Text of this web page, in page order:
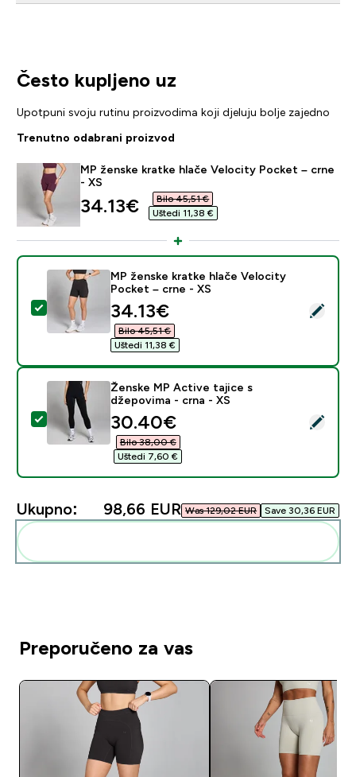
Često kupljeno uz
Upotpuni svoju rutinu proizvodima koji djeluju bolje zajedno
Trenutno odabrani proizvod
MP ženske kratke hlače Velocity Pocket – crne
- XS
discounted price
34.13€‎
Bilo 45,51 €‎
Uštedi 11,38 €‎
Odaberi ovaj proizvod - MP ženske kratke hlače
MP ženske kratke hlače Velocity
Pocket – crne - XS
discounted price
34.13€‎
Bilo 45,51 €‎
Uštedi 11,38 €‎
Odaberi ovaj proizvod - Ženske MP Active tajice s
Ženske MP Active tajice s
džepovima - crna - XS
discounted price
30.40€‎
Bilo 38,00 €‎
Uštedi 7,60 €‎
Ukupno: 98,66 EUR‎ Was 129,02 EUR‎ Save 30,36 EUR‎
Preporučeno za vas